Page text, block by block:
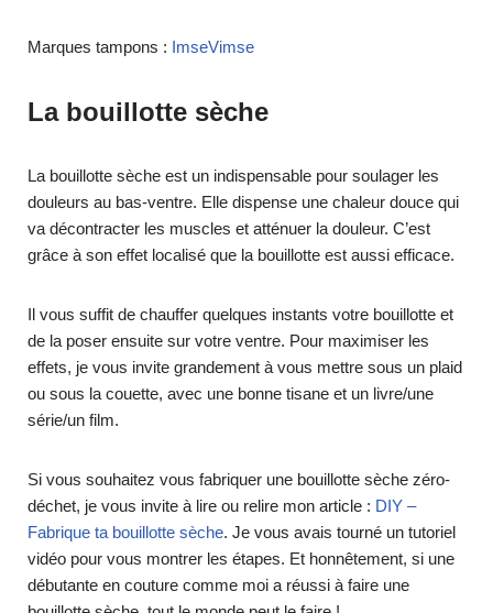
Marques tampons : ImseVimse
La bouillotte sèche
La bouillotte sèche est un indispensable pour soulager les
douleurs au bas-ventre. Elle dispense une chaleur douce qui
va décontracter les muscles et atténuer la douleur. C’est
grâce à son effet localisé que la bouillotte est aussi efficace.
Il vous suffit de chauffer quelques instants votre bouillotte et
de la poser ensuite sur votre ventre. Pour maximiser les
effets, je vous invite grandement à vous mettre sous un plaid
ou sous la couette, avec une bonne tisane et un livre/une
série/un film.
Si vous souhaitez vous fabriquer une bouillotte sèche zéro-
déchet, je vous invite à lire ou relire mon article : DIY –
Fabrique ta bouillotte sèche. Je vous avais tourné un tutoriel
vidéo pour vous montrer les étapes. Et honnêtement, si une
débutante en couture comme moi a réussi à faire une